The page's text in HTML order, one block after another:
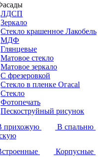
ЛДСП
Зеркало
Стекло крашенное Лакобель
МДФ
Глянцевые
Матовое стекло
Матовое зеркало
С фрезеровкой
Стекло в пленке Огасаl
Стекло
Фотопечать
Пескоструйный рисунок
прихожую
В спальню
Корпусные